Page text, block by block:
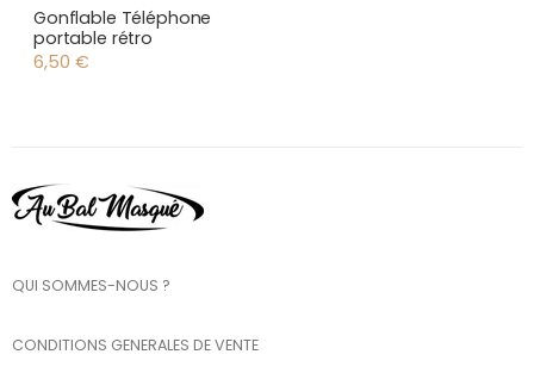
Gonflable Téléphone
portable rétro
6,50 €
QUI SOMMES-NOUS ?
CONDITIONS GENERALES DE VENTE